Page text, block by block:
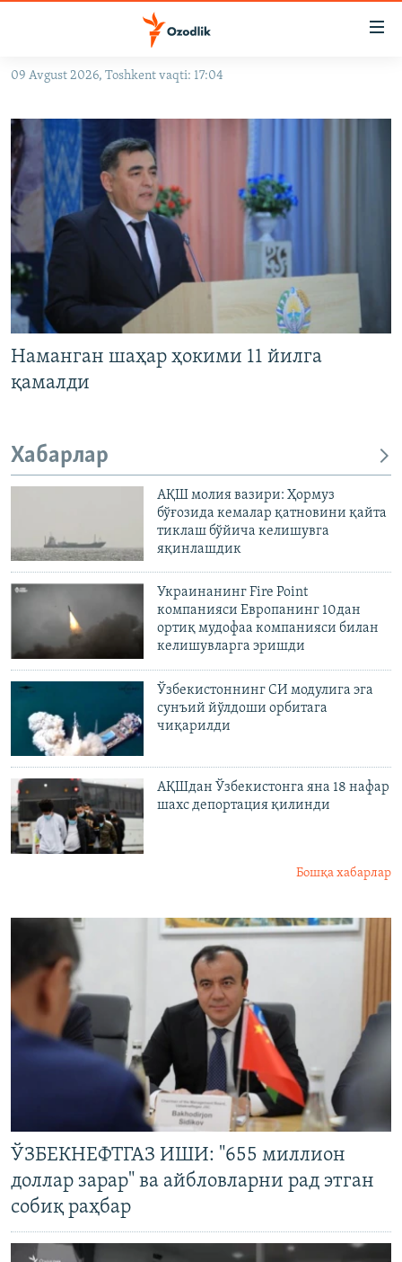
навигацияга
ўтинг
Қидиришга
ўтинг
OZODVIDEO
OZODARXIV
На русском
ИЖТИМОИЙ ТАРМОҚЛАР
Озодлик бошқа тилларда
09 Avgust 2026, Toshkent vaqti: 17:04
Наманган шаҳар ҳокими 11 йилга
қамалди
Хабарлар
АҚШ молия вазири: Ҳормуз
бўғозида кемалар қатновини қайта
тиклаш бўйича келишувга
яқинлашдик
Украинанинг Fire Point
компанияси Европанинг 10дан
ортиқ мудофаа компанияси билан
келишувларга эришди
Ўзбекистоннинг СИ модулига эга
сунъий йўлдоши орбитага
чиқарилди
АҚШдан Ўзбекистонга яна 18 нафар
шахс депортация қилинди
Бошқа хабарлар
ЎЗБЕКНЕФТГАЗ ИШИ: "655 миллион
доллар зарар" ва айбловларни рад этган
собиқ раҳбар